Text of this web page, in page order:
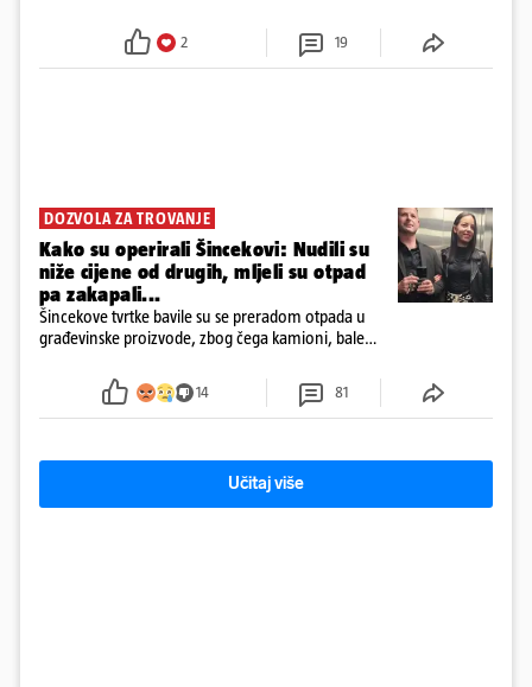
2 19
DOZVOLA ZA TROVANJE
Kako su operirali Šincekovi: Nudili su
niže cijene od drugih, mljeli su otpad
pa zakapali...
Šincekove tvrtke bavile su se preradom otpada u
građevinske proizvode, zbog čega kamioni, bale
14 81
Učitaj više